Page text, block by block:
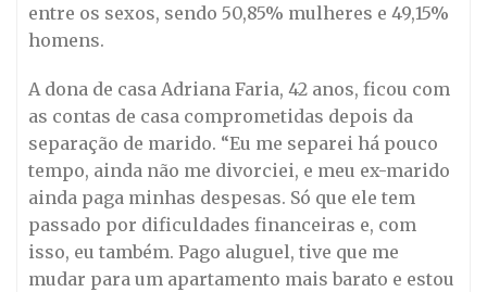
entre os sexos, sendo 50,85% mulheres e 49,15%
homens.
A dona de casa Adriana Faria, 42 anos, ficou com
as contas de casa comprometidas depois da
separação de marido. “Eu me separei há pouco
tempo, ainda não me divorciei, e meu ex-marido
ainda paga minhas despesas. Só que ele tem
passado por dificuldades financeiras e, com
isso, eu também. Pago aluguel, tive que me
mudar para um apartamento mais barato e estou